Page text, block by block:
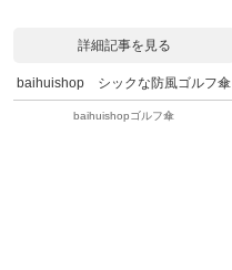
詳細記事を見る
baihuishop シックな防風ゴルフ傘
baihuishopゴルフ傘